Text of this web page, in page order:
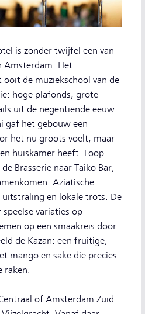
is zonder twijfel een van
Amsterdam. Het
de muziekschool van de
hoge plafonds, grote
uit de negentiende eeuw.
gaf het gebouw een
het nu groots voelt, maar
huiskamer heeft. Loop
Brasserie naar Taiko Bar,
Aziatische
en lokale trots. De
variaties op
op een smaakreis door
de Kazan: een fruitige,
mango en sake die precies
raken.
of Amsterdam Zuid